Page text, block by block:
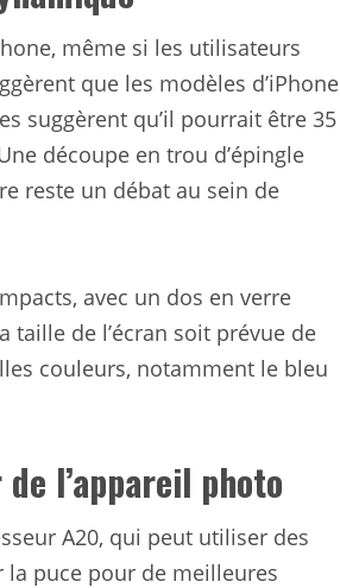
même si les utilisateurs
que les modèles d’iPhone
suggèrent qu’il pourrait être 35
découpe en trou d’épingle
reste un débat au sein de
avec un dos en verre
taille de l’écran soit prévue de
couleurs, notamment le bleu
l’appareil photo
A20, qui peut utiliser des
la puce pour de meilleures